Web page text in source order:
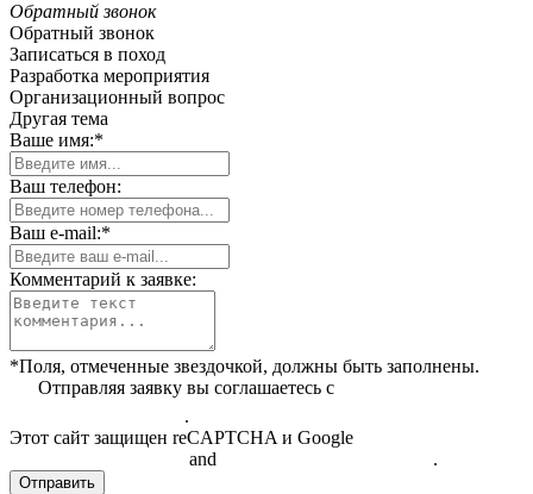
Обратный звонок
Обратный звонок
Записаться в поход
Разработка мероприятия
Организационный вопрос
Другая тема
Ваше имя:*
Ваш телефон:
Ваш e-mail:*
Комментарий к заявке:
*Поля, отмеченные звездочкой, должны быть заполнены.
Отправляя заявку вы соглашаетесь с
.
Этот сайт защищен reCAPTCHA и Google
and .
Отправить